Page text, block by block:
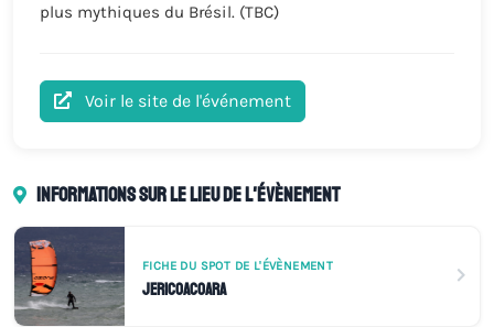
plus mythiques du Brésil. (TBC)
Voir le site de l'événement
Informations sur le lieu de l'évènement
FICHE DU SPOT DE L'ÉVÈNEMENT
Jericoacoara